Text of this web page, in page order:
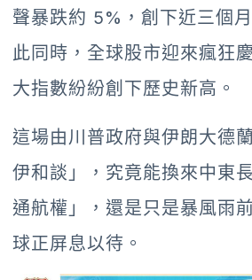
聲暴跌約 5%，創下近三個
此同時，全球股市迎來瘋狂
大指數紛紛創下歷史新高。
這場由川普政府與伊朗大德
伊和談」，究竟能換來中東
通航權」，還是只是暴風雨
球正屏息以待。